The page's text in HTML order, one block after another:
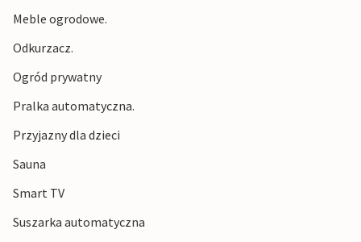
Meble ogrodowe.
Odkurzacz.
Ogród prywatny
Pralka automatyczna.
Przyjazny dla dzieci
Sauna
Smart TV
Suszarka automatyczna